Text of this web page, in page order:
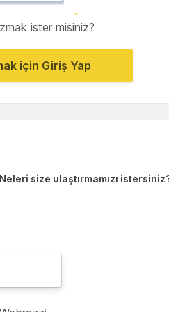
ister misiniz?
için Giriş Yap
size ulaştırmamızı